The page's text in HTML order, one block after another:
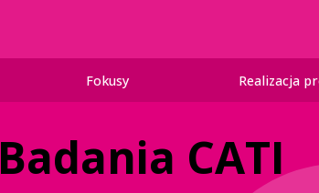
Fokusy Realizacja
Badania CATI